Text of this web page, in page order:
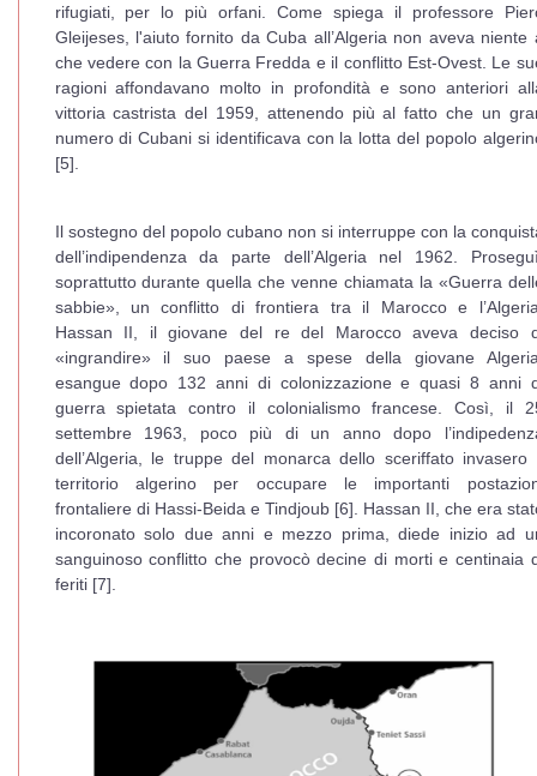
rifugiati, per lo più orfani. Come spiega il professore
Gleijeses, l'aiuto fornito da Cuba all’Algeria non aveva niente
che vedere con la Guerra Fredda e il conflitto Est-Ovest. Le
ragioni affondavano molto in profondità e sono anteriori
vittoria castrista del 1959, attenendo più al fatto che un
numero di Cubani si identificava con la lotta del popolo
[5].
Il sostegno del popolo cubano non si interruppe con la
dell’indipendenza da parte dell’Algeria nel 1962.
soprattutto durante quella che venne chiamata la «Guerra
sabbie», un conflitto di frontiera tra il Marocco e
Hassan II, il giovane del re del Marocco aveva deciso
«ingrandire» il suo paese a spese della giovane
esangue dopo 132 anni di colonizzazione e quasi 8 anni
guerra spietata contro il colonialismo francese. Così, il
settembre 1963, poco più di un anno dopo
dell’Algeria, le truppe del monarca dello sceriffato invasero
territorio algerino per occupare le importanti
frontaliere di Hassi-Beida e Tindjoub [6]. Hassan II, che era
incoronato solo due anni e mezzo prima, diede inizio ad
sanguinoso conflitto che provocò decine di morti e centinaia
feriti [7].